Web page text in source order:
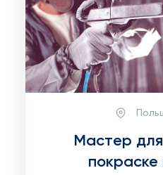
Мастер